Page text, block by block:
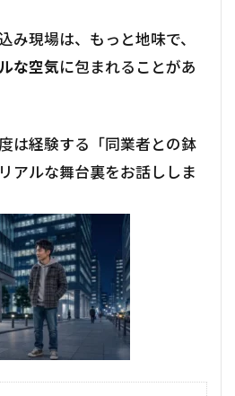
み現場は、もっと地味で、
な空気に包まれることがあ
は経験する「同業者との鉢
アルな舞台裏をお話ししま